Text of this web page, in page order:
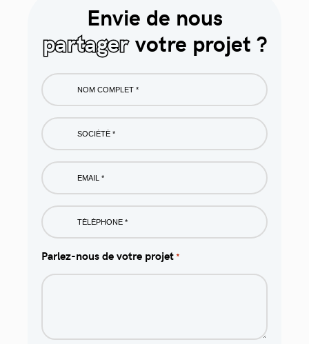
Envie de nous
partager votre projet ?
Nom
complet
*
Société
*
Email
*
Phone
*
Parlez-nous de votre projet*